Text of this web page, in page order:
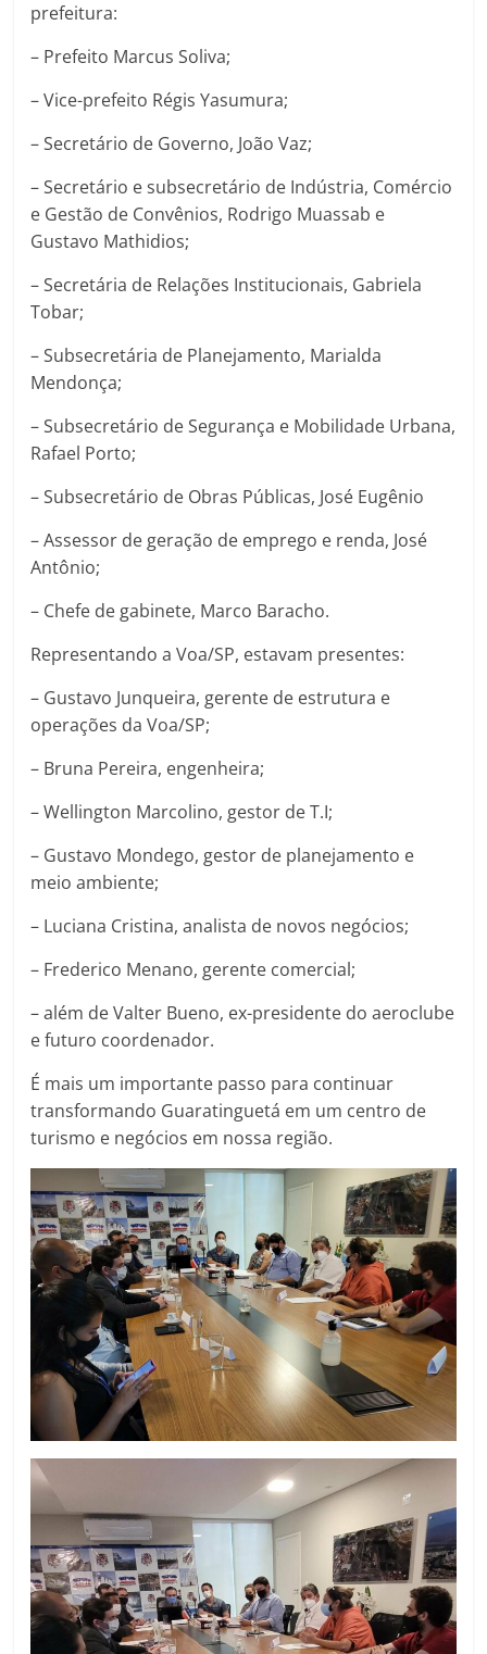
prefeitura:
– Prefeito Marcus Soliva;
– Vice-prefeito Régis Yasumura;
– Secretário de Governo, João Vaz;
– Secretário e subsecretário de Indústria, Comércio
e Gestão de Convênios, Rodrigo Muassab e
Gustavo Mathidios;
– Secretária de Relações Institucionais, Gabriela
Tobar;
– Subsecretária de Planejamento, Marialda
Mendonça;
– Subsecretário de Segurança e Mobilidade Urbana,
Rafael Porto;
– Subsecretário de Obras Públicas, José Eugênio
– Assessor de geração de emprego e renda, José
Antônio;
– Chefe de gabinete, Marco Baracho.
Representando a Voa/SP, estavam presentes:
– Gustavo Junqueira, gerente de estrutura e
operações da Voa/SP;
– Bruna Pereira, engenheira;
– Wellington Marcolino, gestor de T.I;
– Gustavo Mondego, gestor de planejamento e
meio ambiente;
– Luciana Cristina, analista de novos negócios;
– Frederico Menano, gerente comercial;
– além de Valter Bueno, ex-presidente do aeroclube
e futuro coordenador.
É mais um importante passo para continuar
transformando Guaratinguetá em um centro de
turismo e negócios em nossa região.